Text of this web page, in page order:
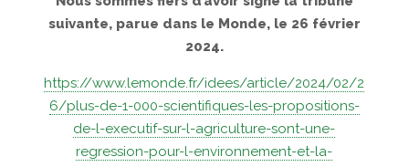
suivante, parue dans le Monde, le 26 février
2024.
https://www.lemonde.fr/idees/article/2024/02/2
6/plus-de-1-000-scientifiques-les-propositions-
de-l-executif-sur-l-agriculture-sont-une-
regression-pour-l-environnement-et-la-